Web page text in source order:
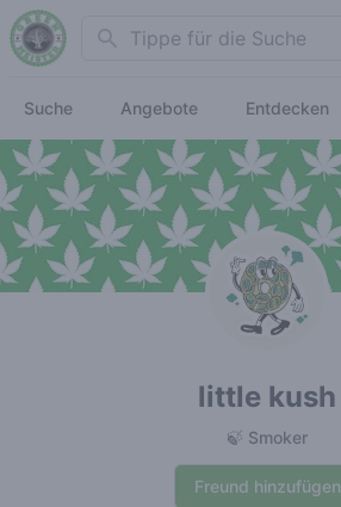
Search
Suche Angebote Entdecken
little kush
🍃 Smoker
Freund hinzufügen